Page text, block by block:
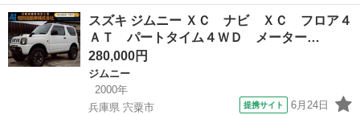
名： スズキ ■ 車種名： ジムニー ■ グレード名： ＸＣ 後カ
メラ 地デジテレビ ＷエアＢ スマートキープッシュスタート フ
リーキー ...
和歌山 有田郡 ジムニー
スズキ ジムニー ＸＣ ナビ ＸＣ フロア４
ＡＴ パートタイム４ＷＤ メーター…
280,000円
ジムニー
2000年
兵庫県 宍粟市
提携サイト 6月24日